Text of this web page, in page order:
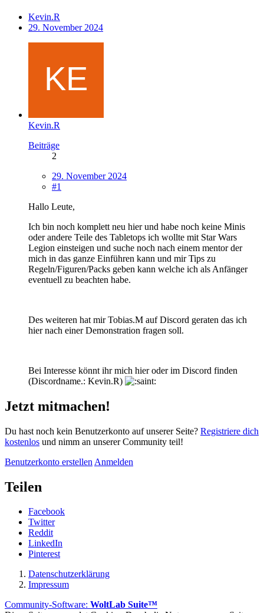
Kevin.R
29. November 2024
Kevin.R
Beiträge
2
29. November 2024
#1
Hallo Leute,
Ich bin noch komplett neu hier und habe noch keine Minis
oder andere Teile des Tabletops ich wollte mit Star Wars
Legion einsteigen und suche noch nach einem mentor der
mich in das ganze Einführen kann und mir Tips zu
Regeln/Figuren/Packs geben kann welche ich als Anfänger
eventuell zu beachten habe.
Des weiteren hat mir Tobias.M auf Discord geraten das ich
hier nach einer Demonstration fragen soll.
Bei Interesse könnt ihr mich hier oder im Discord finden
(Discordname.: Kevin.R)
Jetzt mitmachen!
Du hast noch kein Benutzerkonto auf unserer Seite? Registriere dich
kostenlos und nimm an unserer Community teil!
Benutzerkonto erstellen Anmelden
Teilen
Facebook
Twitter
Reddit
LinkedIn
Pinterest
Datenschutzerklärung
Impressum
Community-Software: WoltLab Suite™